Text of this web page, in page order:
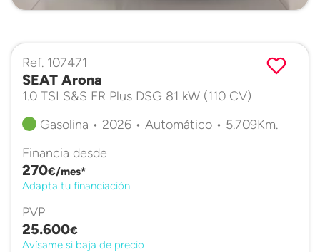
Ref. 107471
SEAT Arona
1.0 TSI S&S FR Plus DSG 81 kW (110 CV)
Gasolina • 2026 • Automático • 5.709Km.
Financia desde
270€/mes*
Adapta tu financiación
PVP
25.600€
Avísame si baja de precio